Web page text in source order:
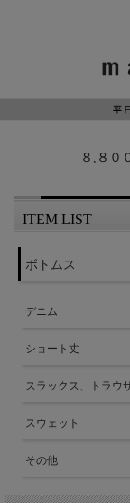
８,８０
ITEM LIST
ボトムス
デニム
ショート丈
スラックス、トラウ
スウェット
その他